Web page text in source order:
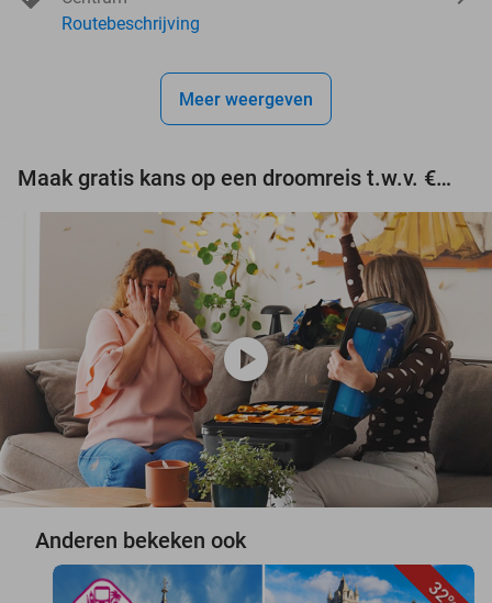
Routebeschrijving
Meer weergeven
Maak gratis kans op een droomreis t.w.v. €3.000!
play_circle
Anderen bekeken ook